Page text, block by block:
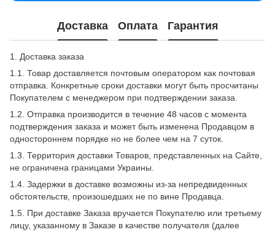
Доставка Оплата Гарантия
1. Доставка заказа
1.1. Товар доставляется почтовым оператором как почтовая
отправка. Конкретные сроки доставки могут быть просчитаны
Покупателем с менеджером при подтверждении заказа.
1.2. Отправка производится в течение 48 часов с момента
подтверждения заказа и может быть изменена Продавцом в
одностороннем порядке но не более чем на 7 суток.
1.3. Территория доставки Товаров, представленных на Сайте,
не ограничена границами Украины.
1.4. Задержки в доставке возможны из-за непредвиденных
обстоятельств, произошедших не по вине Продавца.
1.5. При доставке Заказа вручается Покупателю или третьему
лицу, указанному в Заказе в качестве получателя (далее